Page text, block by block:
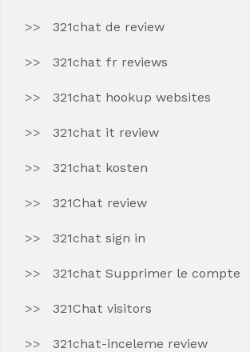
321chat de review
321chat fr reviews
321chat hookup websites
321chat it review
321chat kosten
321Chat review
321chat sign in
321chat Supprimer le compte
321Chat visitors
321chat-inceleme review